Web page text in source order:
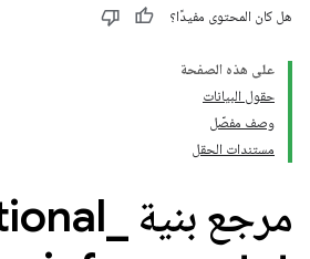
هل كان المحتوى مفيدًا؟
على هذه الصفحة
حقول البيانات
وصف مفصّل
مستندات الحقل
مرجع بنية additional